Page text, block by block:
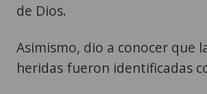
de Dios.
Asimismo, dio a conocer que
heridas fueron identificadas